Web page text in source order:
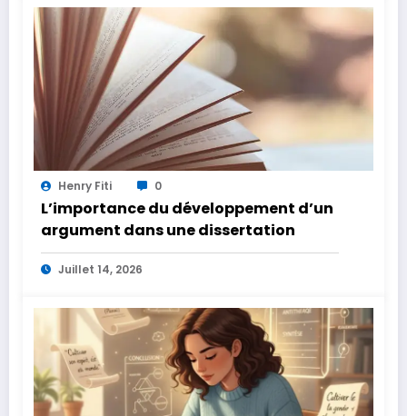
Henry Fiti 0
L’importance du développement d’un
argument dans une dissertation
Juillet 14, 2026